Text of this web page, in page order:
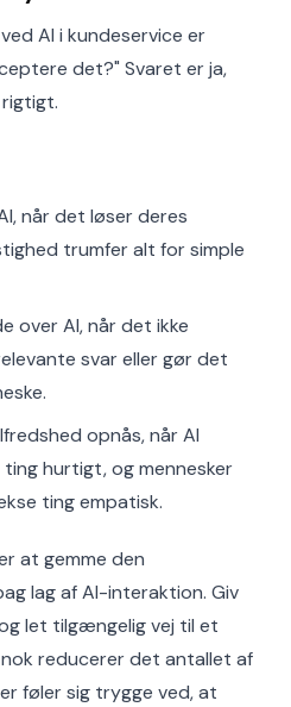
AI i kundeservice er
det?" Svaret er ja,
når det løser deres
trumfer alt for simple
over AI, når det ikke
svar eller gør det
opnås, når AI
hurtigt, og mennesker
ting empatisk.
at gemme den
lag af AI-interaktion. Giv
let tilgængelig vej til et
reducerer det antallet af
føler sig trygge ved, at